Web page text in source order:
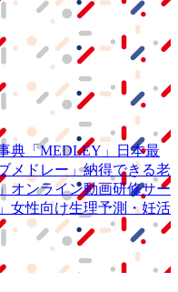
典 「MEDLEY」
日本最
メドレー」納得できる老
オンライン動画研修サー
女性向け生理予測・妊活